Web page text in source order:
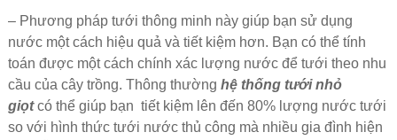
– Phương pháp tưới thông minh này giúp bạn sử dụng
nước một cách hiệu quả và tiết kiệm hơn. Bạn có thể tính
toán được một cách chính xác lượng nước để tưới theo nhu
cầu của cây trồng. Thông thường hệ thống tưới nhỏ
giọtcó thể giúp bạn tiết kiệm lên đến 80% lượng nước tưới
so với hình thức tưới nước thủ công mà nhiều gia đình hiện